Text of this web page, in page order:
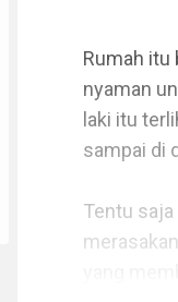
Rumah itu
nyaman
laki itu
sampai di
Tentu